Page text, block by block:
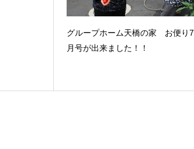
グループホーム天橋の家 お便り7
月号が出来ました！！